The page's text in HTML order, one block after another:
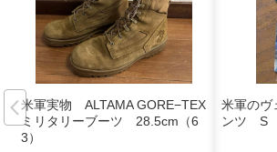
米軍実物 ALTAMA GORE−TEX
ミリタリーブーツ 28.5cm（6
3）
米軍のヴ
ンツ S